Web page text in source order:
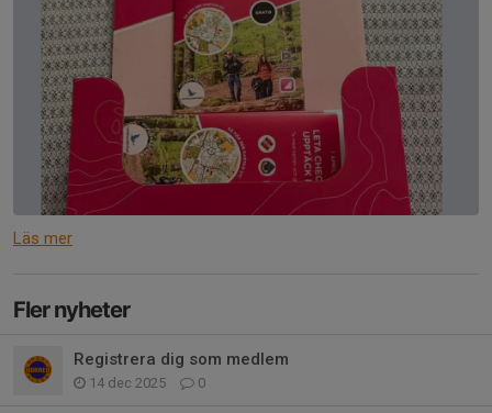
Läs mer
Fler nyheter
Registrera dig som medlem
14 dec 2025 0